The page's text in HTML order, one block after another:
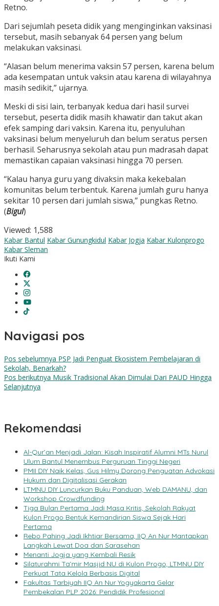
Retno.
Dari sejumlah peseta didik yang menginginkan vaksinasi
tersebut, masih sebanyak 64 persen yang belum
melakukan vaksinasi.
“Alasan belum menerima vaksin 57 persen, karena belum
ada kesempatan untuk vaksin atau karena di wilayahnya
masih sedikit,” ujarnya.
Meski di sisi lain, terbanyak kedua dari hasil survei
tersebut, peserta didik masih khawatir dan takut akan
efek samping dari vaksin. Karena itu, penyuluhan
vaksinasi belum menyeluruh dan belum seratus persen
berhasil. Seharusnya sekolah atau pun madrasah dapat
memastikan capaian vaksinasi hingga 70 persen.
“Kalau hanya guru yang divaksin maka kekebalan
komunitas belum terbentuk. Karena jumlah guru hanya
sekitar 10 persen dari jumlah siswa,” pungkas Retno.
(Bigul)
Viewed: 1,588
Kabar Bantul Kabar Gunungkidul Kabar Jogja Kabar Kulonprogo
Kabar Sleman
Ikuti Kami
Navigasi pos
Pos sebelumnya PSP Jadi Penguat Ekosistem Pembelajaran di
Sekolah, Benarkah?
Pos berikutnya Musik Tradisional Akan Dimulai Dari PAUD Hingga
Selanjutnya
Rekomendasi
Al-Qur’an Menjadi Jalan: Kisah Inspiratif Alumni MTs Nurul
Ulum Bantul Menembus Perguruan Tinggi Negeri
PMII DIY Naik Kelas, Gus Hilmy Dorong Penguatan Advokasi
Hukum dan Digitalisasi Gerakan
LTMNU DIY Luncurkan Buku Panduan, Web DAMANU, dan
Workshop Crowdfunding
Tiga Bulan Pertama Jadi Masa Kritis, Sekolah Rakyat
Kulon Progo Bentuk Kemandirian Siswa Sejak Hari
Pertama
Rebo Pahing Jadi Ikhtiar Bersama, IIQ An Nur Mantapkan
Langkah Lewat Doa dan Sarasehan
Menanti Jogja yang Kembali Resik
Silaturahmi Ta’mir Masjid NU di Kulon Progo, LTMNU DIY
Perkuat Tata Kelola Berbasis Digital
Fakultas Tarbiyah IIQ An Nur Yogyakarta Gelar
Pembekalan PLP 2026: Pendidik Profesional